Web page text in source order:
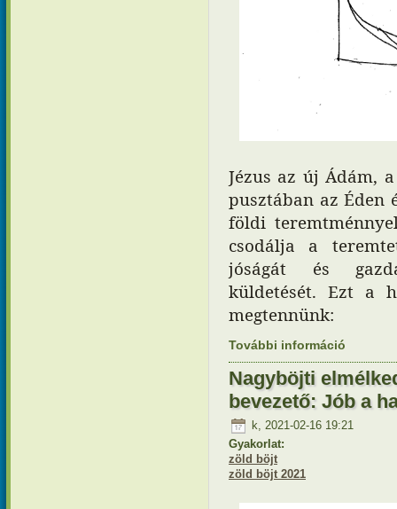
Jézus az új Ádám,
pusztában az Éden
földi
csodálja a
jóságát és
küldetését. Ezt a
megtennünk:
További információ
Nagyböjti
bevezető: Jób a
k, 2021-02-16 19:21
Gyakorlat:
zöld böjt
zöld böjt 2021